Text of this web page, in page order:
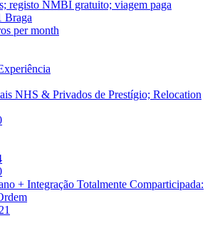
registo NMBI gratuito; viagem paga
Braga
per month
NHS & Privados de Prestígio; Relocation
+ Integração Totalmente Comparticipada: